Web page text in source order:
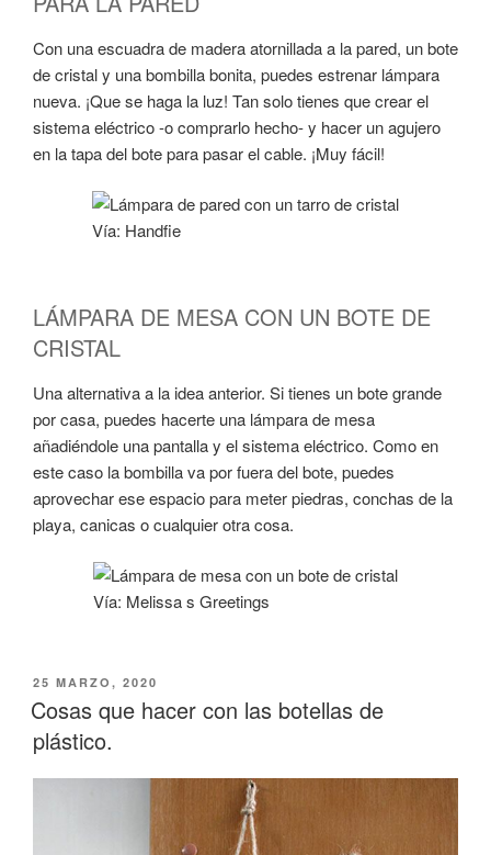
Con una escuadra de madera atornillada a la pared, un bote
de cristal y una bombilla bonita, puedes estrenar lámpara
nueva. ¡Que se haga la luz! Tan solo tienes que crear el
sistema eléctrico -o comprarlo hecho- y hacer un agujero
en la tapa del bote para pasar el cable. ¡Muy fácil!
Vía: Handfie
LÁMPARA DE MESA CON UN BOTE DE
CRISTAL
Una alternativa a la idea anterior. Si tienes un bote grande
por casa, puedes hacerte una lámpara de mesa
añadiéndole una pantalla y el sistema eléctrico. Como en
este caso la bombilla va por fuera del bote, puedes
aprovechar ese espacio para meter piedras, conchas de la
playa, canicas o cualquier otra cosa.
Vía: Melissa s Greetings
PUBLICADO
EL
25 MARZO, 2020
Cosas que hacer con las botellas de
plástico.